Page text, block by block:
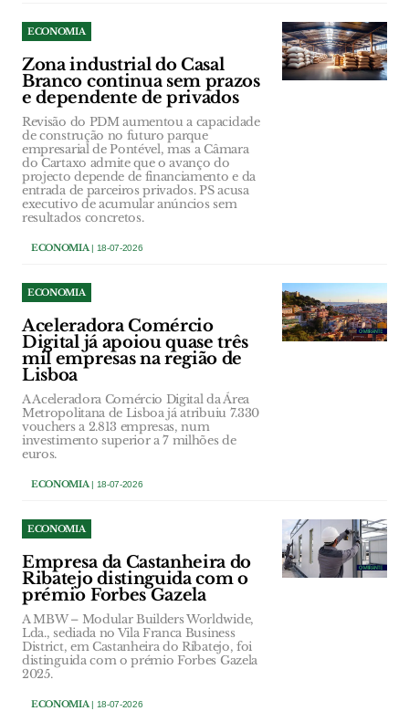
ECONOMIA
Zona industrial do Casal
Branco continua sem prazos
e dependente de privados
Revisão do PDM aumentou a capacidade
de construção no futuro parque
empresarial de Pontével, mas a Câmara
do Cartaxo admite que o avanço do
projecto depende de financiamento e da
entrada de parceiros privados. PS acusa
executivo de acumular anúncios sem
resultados concretos.
ECONOMIA | 18-07-2026
ECONOMIA
Aceleradora Comércio
Digital já apoiou quase três
mil empresas na região de
Lisboa
A Aceleradora Comércio Digital da Área
Metropolitana de Lisboa já atribuiu 7.330
vouchers a 2.813 empresas, num
investimento superior a 7 milhões de
euros.
ECONOMIA | 18-07-2026
ECONOMIA
Empresa da Castanheira do
Ribatejo distinguida com o
prémio Forbes Gazela
A MBW – Modular Builders Worldwide,
Lda., sediada no Vila Franca Business
District, em Castanheira do Ribatejo, foi
distinguida com o prémio Forbes Gazela
2025.
ECONOMIA | 18-07-2026